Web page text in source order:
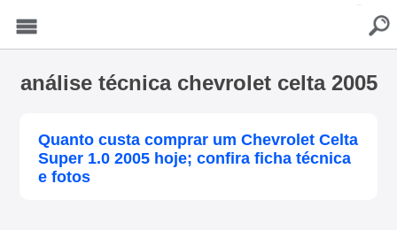
análise técnica chevrolet celta 2005
Quanto custa comprar um Chevrolet Celta
Super 1.0 2005 hoje; confira ficha técnica
e fotos